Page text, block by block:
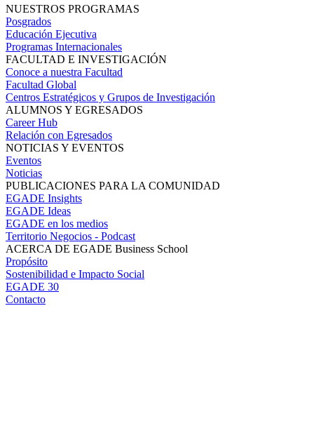
NUESTROS PROGRAMAS
Posgrados
Educación Ejecutiva
Programas Internacionales
FACULTAD E INVESTIGACIÓN
Conoce a nuestra Facultad
Facultad Global
Centros Estratégicos y Grupos de Investigación
ALUMNOS Y EGRESADOS
Career Hub
Relación con Egresados
NOTICIAS Y EVENTOS
Eventos
Noticias
PUBLICACIONES PARA LA COMUNIDAD
EGADE Insights
EGADE Ideas
EGADE en los medios
Territorio Negocios - Podcast
ACERCA DE EGADE Business School
Propósito
Sostenibilidad e Impacto Social
EGADE 30
Contacto